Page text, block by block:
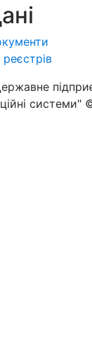
реєстрів
системи"